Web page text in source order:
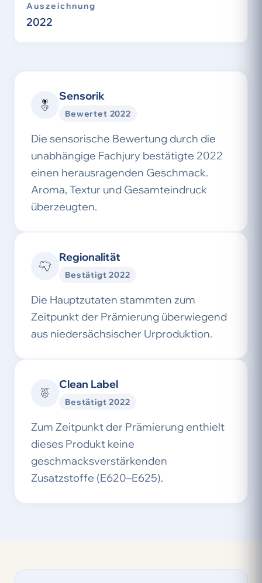
Auszeichnung
2022
Sensorik
Bewertet 2022
Die sensorische Bewertung durch die
unabhängige Fachjury bestätigte 2022
einen herausragenden Geschmack.
Aroma, Textur und Gesamteindruck
überzeugten.
Regionalität
Bestätigt 2022
Die Hauptzutaten stammten zum
Zeitpunkt der Prämierung überwiegend
aus niedersächsischer Urproduktion.
Clean Label
Bestätigt 2022
Zum Zeitpunkt der Prämierung enthielt
dieses Produkt keine
geschmacksverstärkenden
Zusatzstoffe (E620–E625).